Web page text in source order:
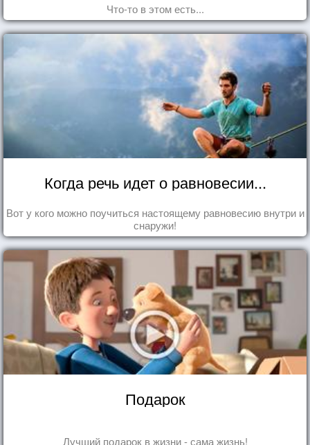
Что-то в этом есть...
Когда речь идет о равновесии...
Вот у кого можно поучиться настоящему равновесию внутри и
снаружи!
Подарок
Лучший подарок в жизни - сама жизнь!